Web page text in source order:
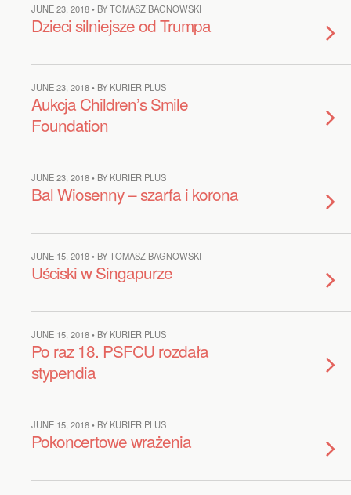
JUNE 23, 2018 • BY TOMASZ BAGNOWSKI
Dzieci silniejsze od Trumpa
JUNE 23, 2018 • BY KURIER PLUS
Aukcja Children’s Smile
Foundation
JUNE 23, 2018 • BY KURIER PLUS
Bal Wiosenny – szarfa i korona
JUNE 15, 2018 • BY TOMASZ BAGNOWSKI
Uściski w Singapurze
JUNE 15, 2018 • BY KURIER PLUS
Po raz 18. PSFCU rozdała
stypendia
JUNE 15, 2018 • BY KURIER PLUS
Pokoncertowe wrażenia